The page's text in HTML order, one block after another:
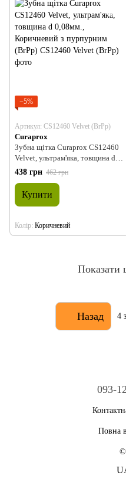
−5%
Артикул: CS12460 Velvet (BrPp)
Curaprox
Зубна щітка Curaprox CS12460
Velvet, ультрам'яка, товщина d
0,08мм., Коричневий з
пурпурним (BrPp)
438 грн 462 грн
Купити
Колір Коричневий
Показати
Назад 4
093-
Повна
©